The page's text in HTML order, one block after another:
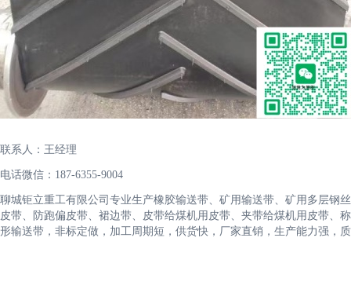
联系人：王经理
电话微信：187-6355-9004
聊城钜立重工有限公司专业生产橡胶输送带、矿用输送带、矿用多层钢
皮带、防跑偏皮带、裙边带、皮带给煤机用皮带、夹带给煤机用皮带、
形输送带，非标定做，加工周期短，供货快，厂家直销，生产能力强，